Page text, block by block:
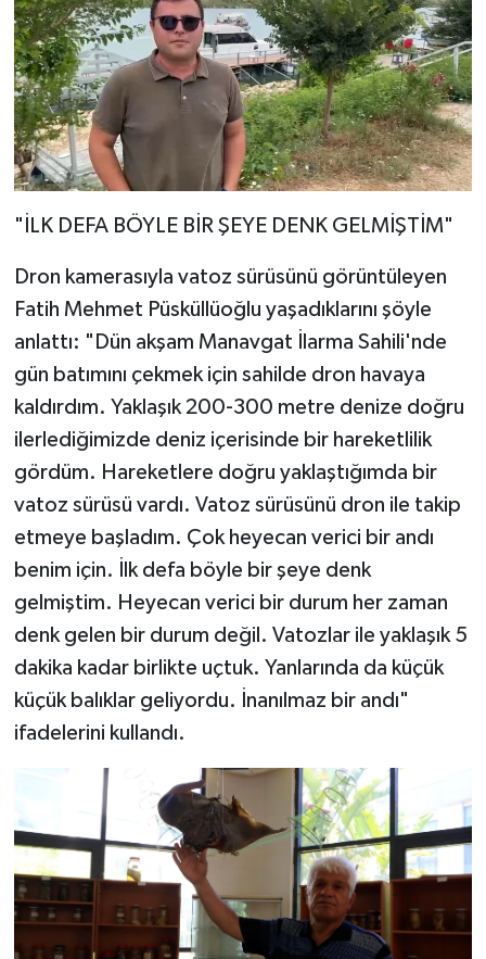
"İLK DEFA BÖYLE BİR ŞEYE DENK GELMİŞTİM"
Dron kamerasıyla vatoz sürüsünü görüntüleyen
Fatih Mehmet Püsküllüoğlu yaşadıklarını şöyle
anlattı: "Dün akşam Manavgat İlarma Sahili'nde
gün batımını çekmek için sahilde dron havaya
kaldırdım. Yaklaşık 200-300 metre denize doğru
ilerlediğimizde deniz içerisinde bir hareketlilik
gördüm. Hareketlere doğru yaklaştığımda bir
vatoz sürüsü vardı. Vatoz sürüsünü dron ile takip
etmeye başladım. Çok heyecan verici bir andı
benim için. İlk defa böyle bir şeye denk
gelmiştim. Heyecan verici bir durum her zaman
denk gelen bir durum değil. Vatozlar ile yaklaşık 5
dakika kadar birlikte uçtuk. Yanlarında da küçük
küçük balıklar geliyordu. İnanılmaz bir andı"
ifadelerini kullandı.